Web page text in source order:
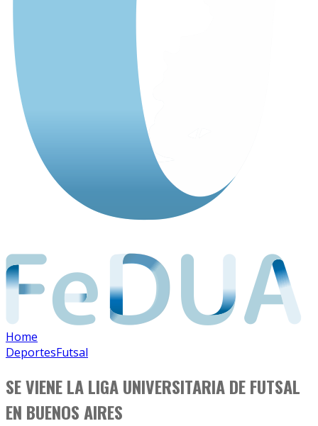
Home
DeportesFutsal
SE VIENE LA LIGA UNIVERSITARIA DE FUTSAL
EN BUENOS AIRES